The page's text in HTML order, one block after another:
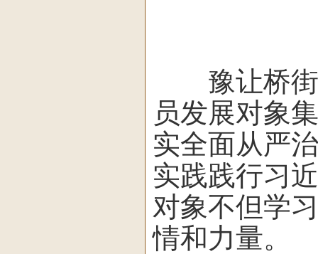
豫让桥街
员发展对象
实全面从严
实践践行习
对象不但学
情和力量。